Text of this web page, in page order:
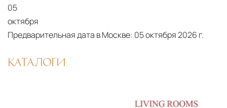
05
октября
Предварительная дата в Москве: 05 октября 2026 г.
КАТАЛОГИ